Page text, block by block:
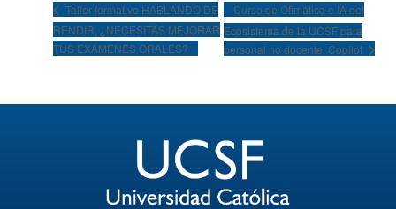
Taller formativo HABLANDO DE
RENDIR, ¿NECESITÁS MEJORAR
TUS EXÁMENES ORALES?
Curso de Ofimática e IA del
Ecosistema de la UCSF para
personal no docente. Copilot